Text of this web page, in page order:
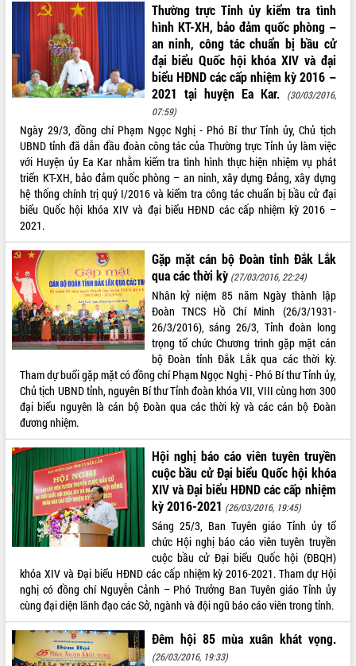
LIÊN KẾT WEB
THỐNG KÊ TRUY CẬP
Hôm nay: 3619
Tất cả: 66150415
Thường trực Tỉnh ủy kiểm tra tình
hình KT-XH, bảo đảm quốc phòng –
an ninh, công tác chuẩn bị bầu cử
đại biểu Quốc hội khóa XIV và đại
biểu HĐND các cấp nhiệm kỳ 2016 –
2021 tại huyện Ea Kar.
(30/03/2016,
07:59)
Ngày 29/3, đồng chí Phạm Ngọc Nghị - Phó Bí thư Tỉnh ủy, Chủ tịch
UBND tỉnh đã dẫn đầu đoàn công tác của Thường trực Tỉnh ủy làm việc
với Huyện ủy Ea Kar nhằm kiểm tra tình hình thực hiện nhiệm vụ phát
triển KT-XH, bảo đảm quốc phòng – an ninh, xây dựng Đảng, xây dựng
hệ thống chính trị quý I/2016 và kiểm tra công tác chuẩn bị bầu cử đại
biểu Quốc hội khóa XIV và đại biểu HĐND các cấp nhiệm kỳ 2016 –
2021.
Gặp mặt cán bộ Đoàn tỉnh Đắk Lắk
qua các thời kỳ (27/03/2016, 22:24)
Nhân kỷ niệm 85 năm Ngày thành lập
Đoàn TNCS Hồ Chí Minh (26/3/1931-
26/3/2016), sáng 26/3, Tỉnh đoàn long
trọng tổ chức Chương trình gặp mặt cán
bộ Đoàn tỉnh Đắk Lắk qua các thời kỳ.
Tham dự buổi gặp mặt có đồng chí Phạm Ngọc Nghị - Phó Bí thư Tỉnh ủy,
Chủ tịch UBND tỉnh, nguyên Bí thư Tỉnh đoàn khóa VII, VIII cùng hơn 300
đại biểu nguyên là cán bộ Đoàn qua các thời kỳ và các cán bộ Đoàn
đương nhiệm.
Hội nghị báo cáo viên tuyên truyền
cuộc bầu cử Đại biểu Quốc hội khóa
XIV và Đại biểu HĐND các cấp nhiệm
kỳ 2016-2021 (26/03/2016, 19:45)
Sáng 25/3, Ban Tuyên giáo Tỉnh ủy tổ
chức Hội nghị báo cáo viên tuyên truyền
cuộc bầu cử Đại biểu Quốc hội (ĐBQH)
khóa XIV và Đại biểu HĐND các cấp nhiệm kỳ 2016-2021. Tham dự Hội
nghị có đồng chí Nguyễn Cảnh – Phó Trưởng Ban Tuyên giáo Tỉnh ủy
cùng đại diện lãnh đạo các Sở, ngành và đội ngũ báo cáo viên trong tỉnh.
Đêm hội 85 mùa xuân khát vọng.
(26/03/2016, 19:33)